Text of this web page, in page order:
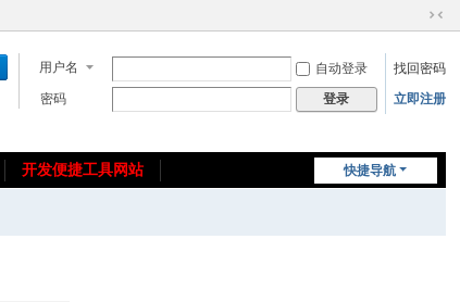
切
到
窄
用户名 自动登录
找回密码
密码
登录 立即注册
快捷导航
开发便捷工具网站